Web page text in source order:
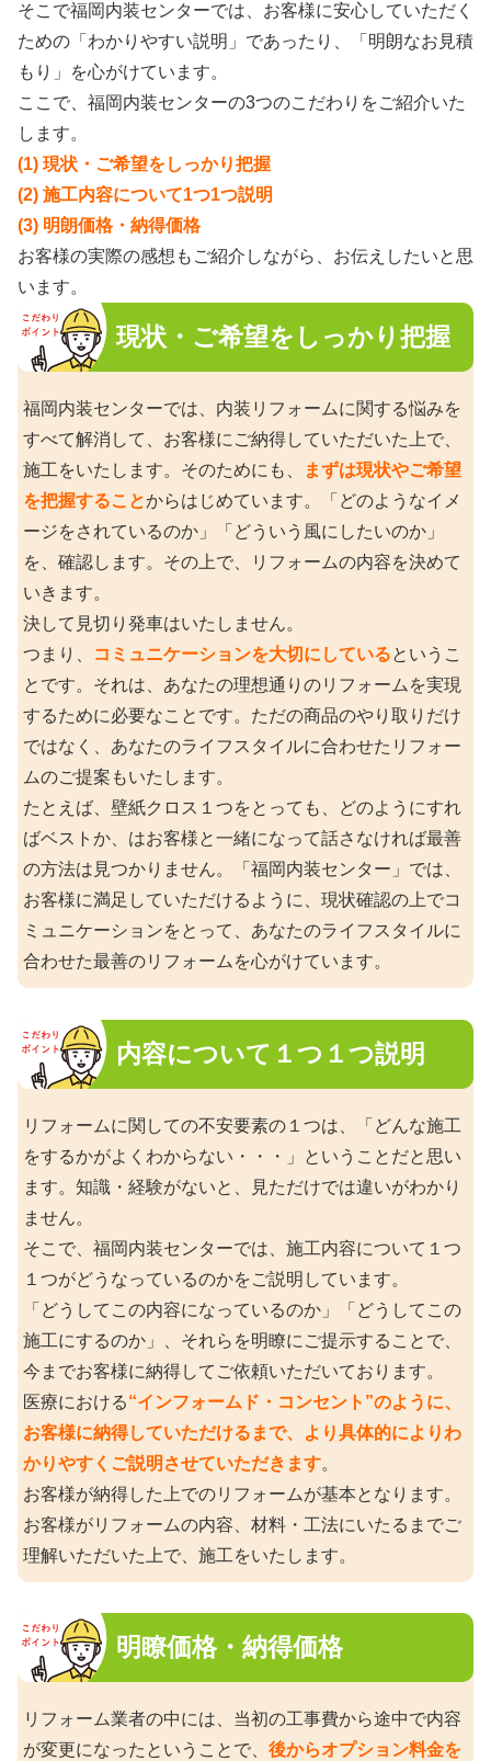
そこで福岡内装センターでは、お客様に安心していただく
ための「わかりやすい説明」であったり、「明朗なお見積
もり」を心がけています。
ここで、福岡内装センターの3つのこだわりをご紹介いた
します。
(1) 現状・ご希望をしっかり把握
(2) 施工内容について1つ1つ説明
(3) 明朗価格・納得価格
お客様の実際の感想もご紹介しながら、お伝えしたいと思
います。
現状・ご希望をしっかり把握
福岡内装センターでは、内装リフォームに関する悩みを
すべて解消して、お客様にご納得していただいた上で、
施工をいたします。そのためにも、
まずは現状やご希望
を把握することからはじめています。「どのようなイメ
ージをされているのか」「どういう風にしたいのか」
を、確認します。その上で、リフォームの内容を決めて
いきます。
決して見切り発車はいたしません。
つまり、
コミュニケーションを大切にしているというこ
とです。それは、あなたの理想通りのリフォームを実現
するために必要なことです。ただの商品のやり取りだけ
ではなく、あなたのライフスタイルに合わせたリフォー
ムのご提案もいたします。
たとえば、壁紙クロス１つをとっても、どのようにすれ
ばベストか、はお客様と一緒になって話さなければ最善
の方法は見つかりません。「福岡内装センター」では、
お客様に満足していただけるように、現状確認の上でコ
ミュニケーションをとって、あなたのライフスタイルに
合わせた最善のリフォームを心がけています。
内容について１つ１つ説明
リフォームに関しての不安要素の１つは、「どんな施工
をするかがよくわからない・・・」ということだと思い
ます。知識・経験がないと、見ただけでは違いがわかり
ません。
そこで、福岡内装センターでは、施工内容について１つ
１つがどうなっているのかをご説明しています。
「どうしてこの内容になっているのか」「どうしてこの
施工にするのか」、それらを明瞭にご提示することで、
今までお客様に納得してご依頼いただいております。
医療における“インフォームド・コンセント”のように、
お客様に納得していただけるまで、より具体的によりわ
かりやすくご説明させていただきます。
お客様が納得した上でのリフォームが基本となります。
お客様がリフォームの内容、材料・工法にいたるまでご
理解いただいた上で、施工をいたします。
明瞭価格・納得価格
リフォーム業者の中には、当初の工事費から途中で内容
が変更になったということで、 後からオプション料金を